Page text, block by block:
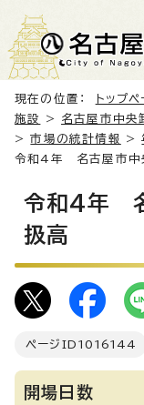
現在の位置： トップペ
施設
> 名古屋市中央
>市場の統計情報 >
令和4年 名古屋市中
令和4年
扱高
ページID 1016144
開場日数